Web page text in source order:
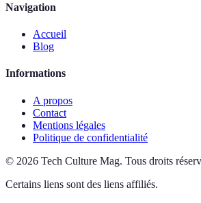
Navigation
Accueil
Blog
Informations
A propos
Contact
Mentions légales
Politique de confidentialité
© 2026 Tech Culture Mag. Tous droits
Certains liens sont des liens affiliés.